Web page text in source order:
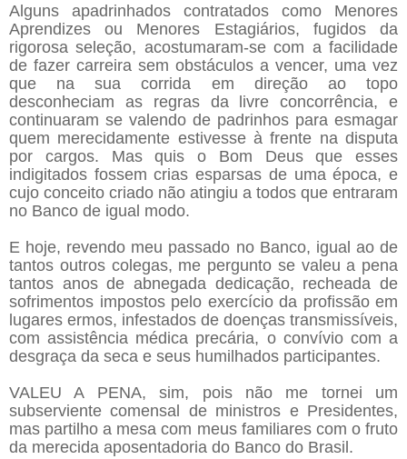
Alguns apadrinhados contratados como Menores
Aprendizes ou Menores Estagiários, fugidos da
rigorosa seleção, acostumaram-se com a facilidade
de fazer carreira sem obstáculos a vencer, uma vez
que na sua corrida em direção ao topo
desconheciam as regras da livre concorrência, e
continuaram se valendo de padrinhos para esmagar
quem merecidamente estivesse à frente na disputa
por cargos. Mas quis o Bom Deus que esses
indigitados fossem crias esparsas de uma época, e
cujo conceito criado não atingiu a todos que entraram
no Banco de igual modo.
E hoje, revendo meu passado no Banco, igual ao de
tantos outros colegas, me pergunto se valeu a pena
tantos anos de abnegada dedicação, recheada de
sofrimentos impostos pelo exercício da profissão em
lugares ermos, infestados de doenças transmissíveis,
com assistência médica precária, o convívio com a
desgraça da seca e seus humilhados participantes.
VALEU A PENA, sim, pois não me tornei um
subserviente comensal de ministros e Presidentes,
mas partilho a mesa com meus familiares com o fruto
da merecida aposentadoria do Banco do Brasil.